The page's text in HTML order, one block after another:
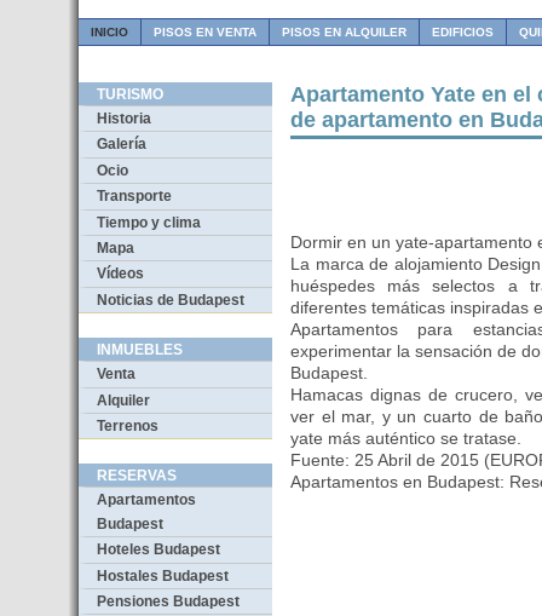
INICIO PISOS EN VENTA PISOS EN ALQUILER EDIFICIOS
TURISMO
Historia
Galería
Ocio
Transporte
Tiempo y clima
Mapa
Vídeos
Noticias de Budapest
INMUEBLES
Venta
Alquiler
Terrenos
RESERVAS
Apartamentos
Budapest
Hoteles Budapest
Hostales Budapest
Pensiones Budapest
Apartamento Yate en
de apartamento en
Dormir en un yate-apartamento
La marca de alojamiento
huéspedes más selectos a
diferentes temáticas inspiradas
Apartamentos para
experimentar la sensación de
Budapest.
Hamacas dignas de crucero,
ver el mar, y un cuarto de
yate más auténtico se tratase.
Fuente: 25 Abril de 2015
Apartamentos en Budapest: